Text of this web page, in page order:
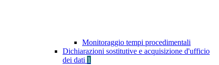
Monitoraggio tempi procedimentali
Dichiarazioni sostitutive e acquisizione d'ufficio
dei dati 1